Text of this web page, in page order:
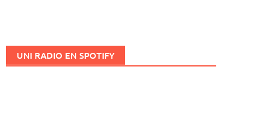
UNI RADIO EN SPOTIFY